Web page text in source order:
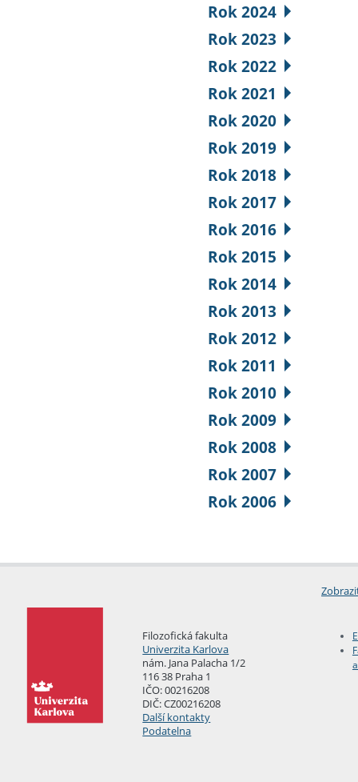
Rok 2024
Rok 2023
Rok 2022
Rok 2021
Rok 2020
Rok 2019
Rok 2018
Rok 2017
Rok 2016
Rok 2015
Rok 2014
Rok 2013
Rok 2012
Rok 2011
Rok 2010
Rok 2009
Rok 2008
Rok 2007
Rok 2006
Filozofická fakulta
Univerzita Karlova
nám. Jana Palacha 1/2
116 38 Praha 1
IČO: 00216208
DIČ: CZ00216208
Další kontakty
Podatelna